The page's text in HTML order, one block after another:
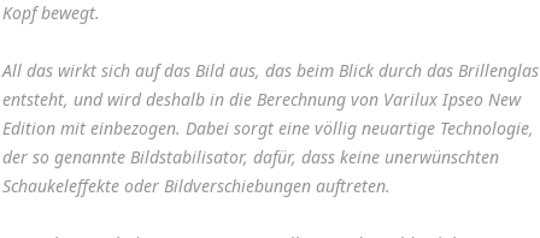
Kopf bewegt.
All das wirkt sich auf das Bild aus, das beim Blick durch das Brillenglas
entsteht, und wird deshalb in die Berechnung von Varilux Ipseo New
Edition mit einbezogen. Dabei sorgt eine völlig neuartige Technologie,
der so genannte Bildstabilisator, dafür, dass keine unerwünschten
Schaukeleffekte oder Bildverschiebungen auftreten.